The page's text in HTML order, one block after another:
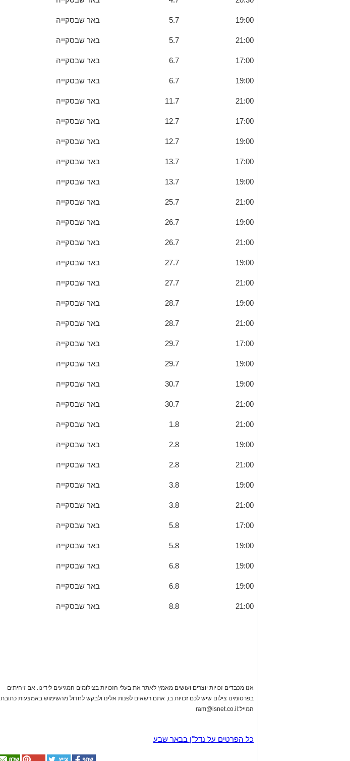
19:00
5.7 באר שבסקייה
21:00
5.7 באר שבסקייה
17:00
6.7 באר שבסקייה
19:00
6.7 באר שבסקייה
21:00
11.7 באר שבסקייה
17:00
12.7 באר שבסקייה
19:00
12.7 באר שבסקייה
17:00
13.7 באר שבסקייה
19:00
13.7 באר שבסקייה
21:00
25.7 באר שבסקייה
19:00
26.7 באר שבסקייה
21:00
26.7 באר שבסקייה
19:00
27.7 באר שבסקייה
21:00
27.7 באר שבסקייה
19:00
28.7 באר שבסקייה
21:00
28.7 באר שבסקייה
17:00
29.7 באר שבסקייה
19:00
29.7 באר שבסקייה
19:00
30.7 באר שבסקייה
21:00
30.7 באר שבסקייה
21:00
1.8 באר שבסקייה
19:00
2.8 באר שבסקייה
21:00
2.8 באר שבסקייה
19:00
3.8 באר שבסקייה
21:00
3.8 באר שבסקייה
17:00
5.8 באר שבסקייה
19:00
5.8 באר שבסקייה
19:00
6.8 באר שבסקייה
19:00
6.8 באר שבסקייה
21:00
8.8 באר שבסקייה
אנו מכבדים זכויות יוצרים ועושים מאמץ לאתר את בעלי הזכויות בצילומים המגיעים לידינו. אם זיהיתים
בפרסומינו צילום שיש לכם זכויות בו, אתם רשאים לפנות אלינו ולבקש לחדול מהשימוש באמצעות כתובת
המייל: ram@isnet.co.il
כל הפרטים על נדל"ן בבאר שבע